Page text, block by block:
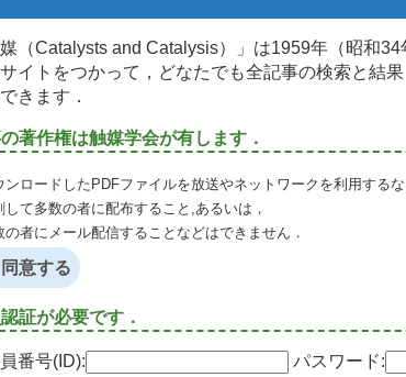
媒（Catalysts and Catalysis）」は1959年（昭和
イトをつかって，どなたでも全記事の検索と結
きます．
著作権は触媒学会が有します．
ンロードしたPDFファイルを放送やネットワークを利用する
して多数の者に配布すること,あるいは，
の者にメール配信することなどはできません．
同意する
証が必要です．
番号(ID): パスワード: